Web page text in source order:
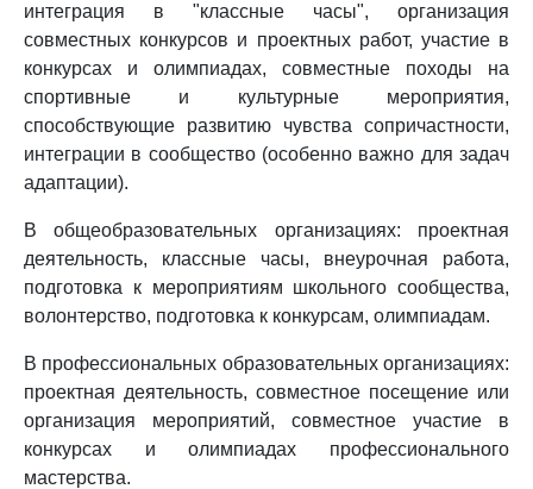
интеграция в "классные часы", организация
совместных конкурсов и проектных работ, участие в
конкурсах и олимпиадах, совместные походы на
спортивные и культурные мероприятия,
способствующие развитию чувства сопричастности,
интеграции в сообщество (особенно важно для задач
адаптации).
В общеобразовательных организациях: проектная
деятельность, классные часы, внеурочная работа,
подготовка к мероприятиям школьного сообщества,
волонтерство, подготовка к конкурсам, олимпиадам.
В профессиональных образовательных организациях:
проектная деятельность, совместное посещение или
организация мероприятий, совместное участие в
конкурсах и олимпиадах профессионального
мастерства.